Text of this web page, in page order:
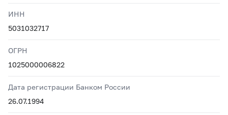
ИНН
5031032717
ОГРН
1025000006822
Дата регистрации Банком России
26.07.1994